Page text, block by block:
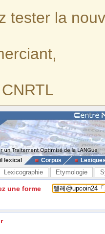
tester la
lexical Corpus
Lexicographie Etymologie
une forme